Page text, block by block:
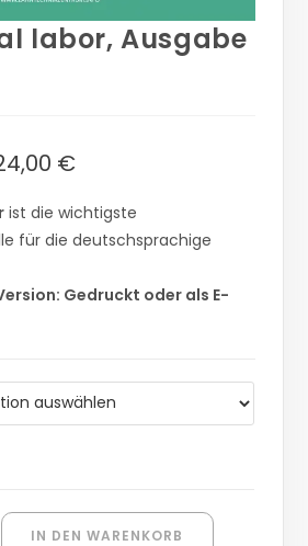
labor, Ausgabe
€
ist die wichtigste
für die deutschsprachige
Gedruckt oder als E-
IN DEN WARENKORB